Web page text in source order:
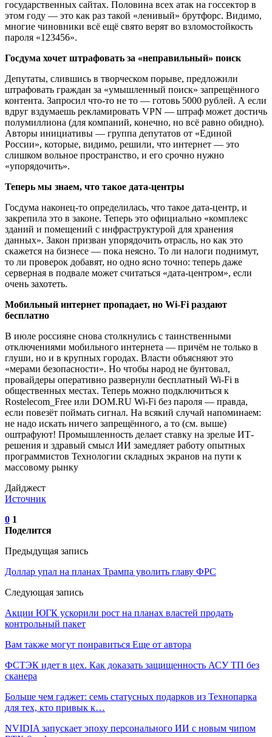
государственных сайтах. Половина всех атак на госсектор в
этом году — это как раз такой «ленивый» брутфорс. Видимо,
многие чиновники всё ещё свято верят во взломостойкость
пароля «123456».
Госдума хочет штрафовать за «неправильный» поиск
Депутаты, слившись в творческом порыве, предложили
штрафовать граждан за «умышленный поиск» запрещённого
контента. Запросил что-то не то — готовь 5000 рублей. А если
вдруг вздумаешь рекламировать VPN — штраф может достичь
полумиллиона (для компаний, конечно, но всё равно обидно).
Авторы инициативы — группа депутатов от «Единой
России», которые, видимо, решили, что интернет — это
слишком вольное пространство, и его срочно нужно
«упорядочить».
Теперь мы знаем, что такое дата-центры
Госдума наконец-то определилась, что такое дата-центр, и
закрепила это в законе. Теперь это официально «комплекс
зданий и помещений с инфраструктурой для хранения
данных». Закон призван упорядочить отрасль, но как это
скажется на бизнесе — пока неясно. То ли налоги поднимут,
то ли проверок добавят, но одно ясно точно: теперь даже
серверная в подвале может считаться «дата-центром», если
очень захотеть.
Мобильный интернет пропадает, но Wi-Fi раздают
бесплатно
В июле россияне снова столкнулись с таинственными
отключениями мобильного интернета — причём не только в
глуши, но и в крупных городах. Власти объясняют это
«мерами безопасности». Но чтобы народ не бунтовал,
провайдеры оперативно развернули бесплатный Wi-Fi в
общественных местах. Теперь можно подключиться к
Rostelecom_Free или DOM.RU Wi-Fi без пароля — правда,
если повезёт поймать сигнал. На всякий случай напоминаем:
не надо искать ничего запрещённого, а то (см. выше)
оштрафуют! Промышленность делает ставку на зрелые ИТ-
решения и здравый смысл ИИ замедляет работу опытных
программистов Технологии складных экранов на пути к
массовому рынку
Дайджест
Источник
0 1
Поделится
Предыдущая запись
Доллар упал на планах Трампа уволить главу ФРС
Следующая запись
Акции ЮГК ускорили рост на планах властей продать
контрольный пакет
Вам также могут понравиться Еще от автора
ФСТЭК идет в цех. Как доказать защищенность АСУ ТП без
сканера
Больше чем гаджет: семь статусных подарков из Технопарка
для тех, кто привык к…
NVIDIA запускает эпоху персонального ИИ с новым чипом